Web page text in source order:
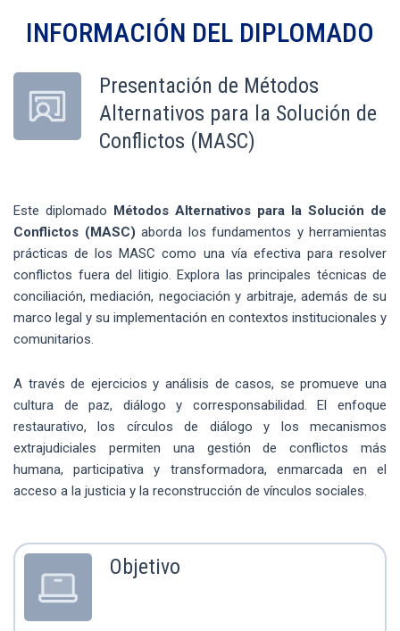
INFORMACIÓN DEL DIPLOMADO
Presentación de Métodos
Alternativos para la Solución de
Conflictos (MASC)
Este diplomado Métodos Alternativos para la Solución de
Conflictos (MASC) aborda los fundamentos y herramientas
prácticas de los MASC como una vía efectiva para resolver
conflictos fuera del litigio. Explora las principales técnicas de
conciliación, mediación, negociación y arbitraje, además de su
marco legal y su implementación en contextos institucionales y
comunitarios.
A través de ejercicios y análisis de casos, se promueve una
cultura de paz, diálogo y corresponsabilidad. El enfoque
restaurativo, los círculos de diálogo y los mecanismos
extrajudiciales permiten una gestión de conflictos más
humana, participativa y transformadora, enmarcada en el
acceso a la justicia y la reconstrucción de vínculos sociales.
Objetivo